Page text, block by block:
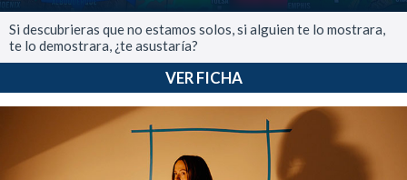
Si descubrieras que no estamos solos, si alguien te lo mostrara,
te lo demostrara, ¿te asustaría?
VER FICHA